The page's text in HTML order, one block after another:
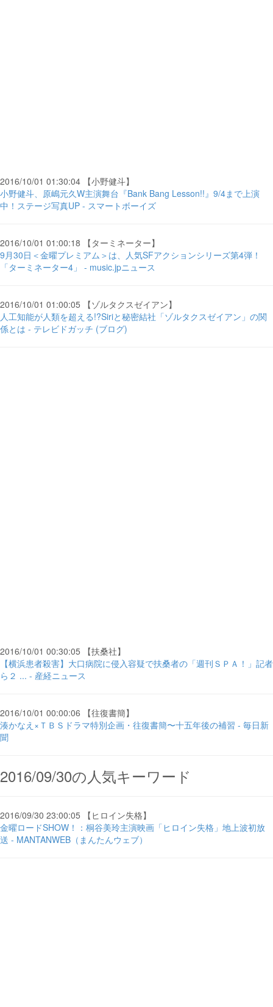
2016/10/01 01:30:04 【小野健斗】
小野健斗、原嶋元久W主演舞台『Bank Bang Lesson!!』9/4まで上演
中！ステージ写真UP - スマートボーイズ
2016/10/01 01:00:18 【ターミネーター】
9月30日＜金曜プレミアム＞は、人気SFアクションシリーズ第4弾！
「ターミネーター4」 - music.jpニュース
2016/10/01 01:00:05 【ゾルタクスゼイアン】
人工知能が人類を超える!?Siriと秘密結社「ゾルタクスゼイアン」の関
係とは - テレビドガッチ (ブログ)
2016/10/01 00:30:05 【扶桑社】
【横浜患者殺害】大口病院に侵入容疑で扶桑者の「週刊ＳＰＡ！」記者
ら２ ... - 産経ニュース
2016/10/01 00:00:06 【往復書簡】
湊かなえ×ＴＢＳドラマ特別企画・往復書簡〜十五年後の補習 - 毎日新
聞
2016/09/30の人気キーワード
2016/09/30 23:00:05 【ヒロイン失格】
金曜ロードSHOW！：桐谷美玲主演映画「ヒロイン失格」地上波初放
送 - MANTANWEB（まんたんウェブ）